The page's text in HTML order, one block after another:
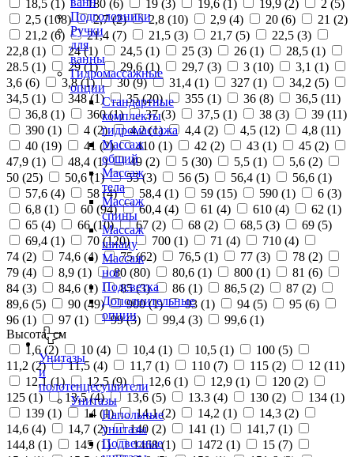
Подголовники
Ручки
для
ванны
Гидромассажные
опции
Стандартные
комплекты
гидромассажа
Массаж
общий
Массаж
тела
Массаж
спины
Массаж
шиацу
Массаж
ног
Подсветка
Дополнительные
опции
Унитазы
и
полотенцесушители
Унитазы
Напольные
унитазы
Подвесные
18,5 (1) 180 (6) 19 (3) 19,6 (1) 19,9 (2) 2 (5)
2,5 (108) 2,7 (2) 2,8 (10) 2,9 (4) 20 (6) 21 (2)
21,2 (6) 21,4 (7) 21,5 (3) 21,7 (5) 22,5 (3)
22,8 (1) 24 (1) 24,5 (1) 25 (3) 26 (1) 28,5 (1)
28.5 (1) 29 (1) 29,6 (1) 29,7 (3) 3 (10) 3,1 (1)
3,6 (6) 3,8 (1) 30 (9) 31,4 (1) 327 (1) 34,2 (5)
34,5 (1) 348 (1) 35 (20) 355 (1) 36 (8) 36,5 (11)
36,8 (1) 360 (1) 37 (3) 37,5 (1) 38 (3) 39 (11)
390 (1) 4 (2) 4,2 (1) 4,4 (2) 4,5 (12) 4,8 (11)
40 (19) 41 (2) 410 (1) 42 (2) 43 (1) 45 (2)
47,9 (1) 48,4 (1) 49 (2) 5 (30) 5,5 (1) 5,6 (2)
50 (25) 50,6 (1) 55 (3) 56 (5) 56,4 (1) 56,6 (1)
57,6 (4) 58 (4) 58,4 (1) 59 (15) 590 (1) 6 (3)
6,8 (1) 60 (94) 60,4 (4) 61 (4) 610 (4) 62 (1)
65 (4) 66 (10) 67 (2) 68 (2) 68,5 (3) 69 (5)
69,4 (1) 70 (120) 700 (1) 71 (4) 710 (4)
74 (2) 74,6 (4) 75 (62) 76,5 (1) 77 (3) 78 (2)
79 (4) 8,9 (1) 80 (80) 80,6 (1) 800 (1) 81 (6)
84 (3) 84,6 (1) 85 (3) 86 (1) 86,5 (2) 87 (2)
89,6 (5) 90 (49) 900 (1) 93 (1) 94 (5) 95 (6)
96 (1) 97 (1) 99 (3) 99,4 (3) 99,6 (1)
Высота, см
1,6 (2) 10 (4) 10,4 (1) 10,5 (1) 100 (5)
11,2 (2) 11,5 (4) 11,7 (1) 110 (7) 115 (2) 12 (11)
12,1 (1) 12,5 (9) 12,6 (1) 12,9 (1) 120 (2)
125 (1) 13,5 (4) 13,6 (5) 13.3 (4) 130 (2) 134 (1)
139 (1) 14 (1) 14,1 (2) 14,2 (1) 14,3 (2)
14,6 (4) 14,7 (2) 140 (2) 141 (1) 141,7 (1)
144,8 (1) 145 (1) 1468 (1) 1472 (1) 15 (7)